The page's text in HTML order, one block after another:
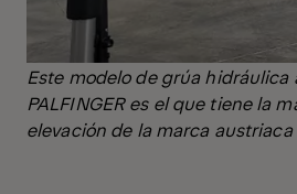
Este modelo de grúa
PALFINGER es el que tiene la
elevación de la marca austriaca